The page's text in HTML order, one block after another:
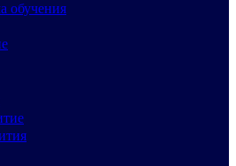
обучения